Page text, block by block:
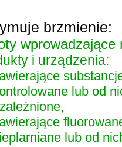
brzmienie:
i urządzenia:
lub od
lub od